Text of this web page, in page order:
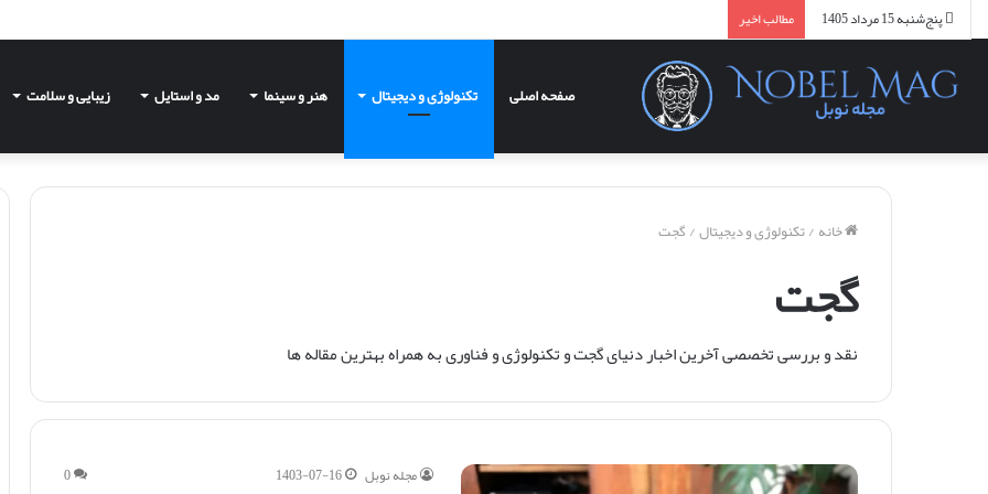
پنج‌شنبه 15 مرداد 1405 مطالب اخیر
صفحه اصلی تکنولوژی و دیجیتال هنر و سینما مد و استایل زیبایی و سلامت
خانه/تکنولوژی و دیجیتال/گجت
گجت
نقد و بررسی تخصصی آخرین اخبار دنیای گجت و تکنولوژی و فناوری به همراه بهترین مقاله‌ ها
مجله نوبل 1403-07-16
0